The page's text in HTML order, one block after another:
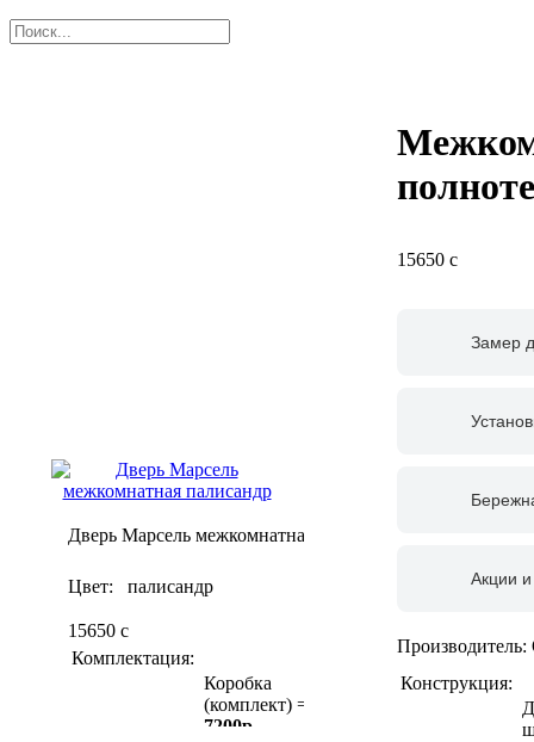
Дверь Марсель межкомнатная
Цвет: палисандр
15650 c
Комплектация:
Коробка
(комплект) =
7200р
15650 c
Замер
Акции и
Производитель:
Конструкция: